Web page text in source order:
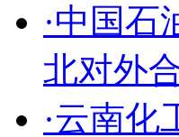
·中国
北对外
·云南化